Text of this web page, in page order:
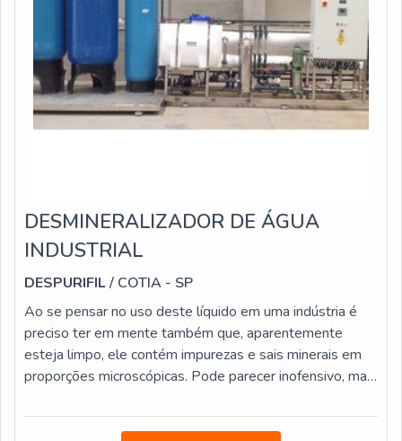
DESMINERALIZADOR DE ÁGUA
INDUSTRIAL
DESPURIFIL/ COTIA - SP
Ao se pensar no uso deste líquido em uma indústria é
preciso ter em mente também que, aparentemente
esteja limpo, ele contém impurezas e sais minerais em
proporções microscópicas. Pode parecer inofensivo, mas
inteiras.Evitar que isso aconteça é serviço do